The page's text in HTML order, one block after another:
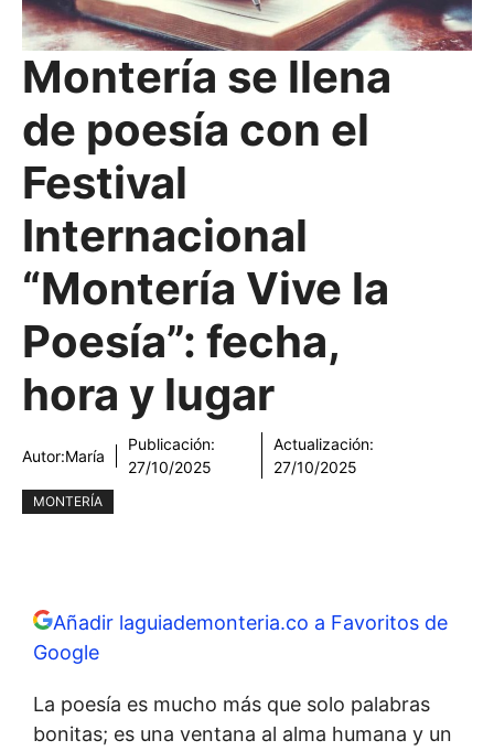
Montería se llena
de poesía con el
Festival
Internacional
“Montería Vive la
Poesía”: fecha,
hora y lugar
Autor:María
Publicación:
27/10/2025
Actualización:
27/10/2025
MONTERÍA
Añadir laguiademonteria.co a Favoritos de
Google
La poesía es mucho más que solo palabras
bonitas; es una ventana al alma humana y un